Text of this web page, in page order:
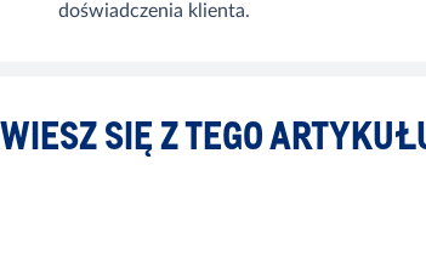
doświadczenia klienta.
SIĘ Z TEGO